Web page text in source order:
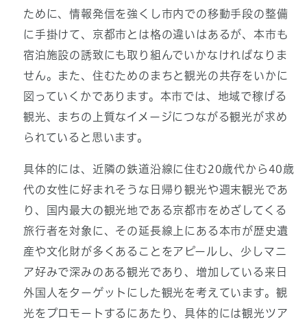
ために、情報発信を強くし市内での移動手段の整備
に手掛けて、京都市とは格の違いはあるが、本市も
宿泊施設の誘致にも取り組んでいかなければなりま
せん。また、住むためのまちと観光の共存をいかに
図っていくかであります。本市では、地域で稼げる
観光、まちの上質なイメージにつながる観光が求め
られていると思います。
具体的には、近隣の鉄道沿線に住む20歳代から40歳
代の女性に好まれそうな日帰り観光や週末観光であ
り、国内最大の観光地である京都市をめざしてくる
旅行者を対象に、その延長線上にある本市が歴史遺
産や文化財が多くあることをアピールし、少しマニ
ア好みで深みのある観光であり、増加している来日
外国人をターゲットにした観光を考えています。観
光をプロモートするにあたり、具体的には観光ツア